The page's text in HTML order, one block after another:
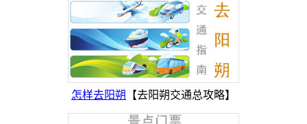
怎样去阳朔 【去阳朔交通总攻略】